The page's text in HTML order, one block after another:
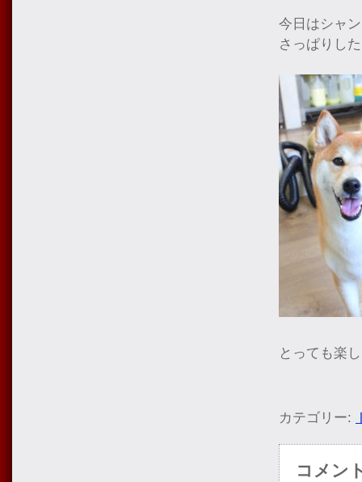
今日はシャ
さっぱりし
とっても楽
カテゴリー:
コメン